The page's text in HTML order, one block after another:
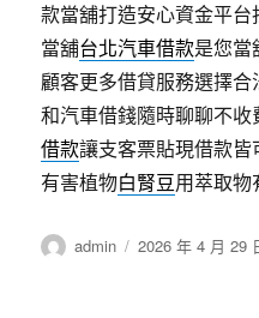
款當舖打造安心資金平
當舖台北汽車借款是您當
顧客更多借貸服務選擇合
和汽車借錢隨時聊聊不
借款讓支客票貼現借款
有害植物白腎豆用萃取物
作
admin
發
2026 年 4 月 29